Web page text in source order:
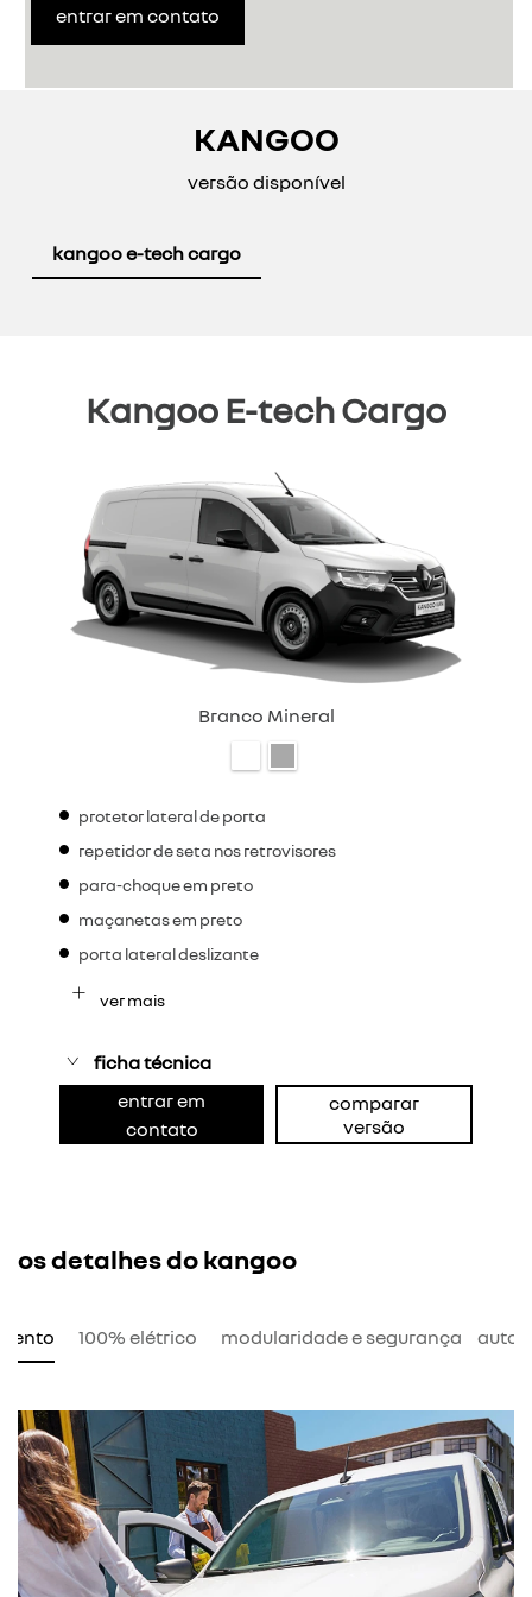
entrar em contato
KANGOO
versão disponível
kangoo e-tech cargo
Kangoo E-tech Cargo
Branco Mineral
protetor lateral de porta
repetidor de seta nos retrovisores
para-choque em preto
maçanetas em preto
porta lateral deslizante
ver mais
ficha técnica
entrar em
contato
comparar
versão
os detalhes do kangoo
100% elétrico modularidade e segurança